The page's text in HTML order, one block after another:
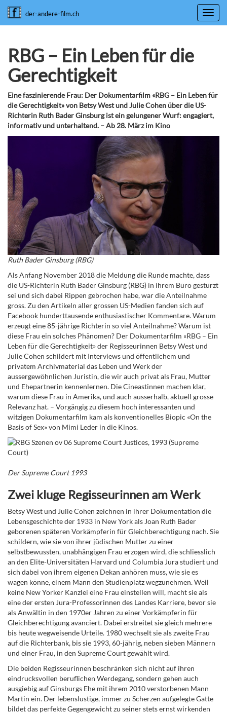
der-andere-film.ch
RBG – Ein Leben für die
Gerechtigkeit
Eine faszinierende Frau: Der Dokumentarfilm «RBG – Ein Leben für
die Gerechtigkeit» von Betsy West und Julie Cohen über die US-
Richterin Ruth Bader Ginsburg ist ein gelungener Wurf: engagiert,
informativ und unterhaltend. – Ab 28. März im Kino
Ruth Bader Ginsburg (RBG)
Als Anfang November 2018 die Meldung die Runde machte, dass
die US-Richterin Ruth Bader Ginsburg (RBG) in ihrem Büro gestürzt
sei und sich dabei Rippen gebrochen habe, war die Anteilnahme
gross. Zu den Artikeln aller grossen US-Medien fanden sich auf
Facebook hunderttausende enthusiastischer Kommentare. Warum
erzeugt eine 85-jährige Richterin so viel Anteilnahme? Warum ist
diese Frau ein solches Phänomen? Der Dokumentarfilm «RBG – Ein
Leben für die Gerechtigkeit» der Regisseurinnen Betsy Westund
Julie Cohen schildert mit Interviews und öffentlichem und
privatem Archivmaterial das Leben und Werk der
aussergewöhnlichen Juristin, die wir auch privat als Frau, Mutter
und Ehepartnerin kennenlernen. Die Cineastinnen machen klar,
warum diese Frau in Amerika, und auch ausserhalb, aktuell grosse
Relevanz hat. – Vorgängig zu diesem hoch interessanten und
witzigen Dokumentarfilm kam als konventionelles Biopic «On the
Basis of Sex» von Mimi Leder in die Kinos.
Der Supreme Court 1993
Zwei kluge Regisseurinnen am Werk
Betsy West und Julie Cohen zeichnen in ihrer Dokumentation die
Lebensgeschichte der 1933 in New York als Joan Ruth Bader
geborenen späteren Vorkämpferin für Gleichberechtigung nach. Sie
schildern, wie sie von ihrer jüdischen Mutter zu einer
selbstbewussten, unabhängigen Frau erzogen wird, die schliesslich
an den Elite-Universitäten Harvard und Columbia Jura studiert und
sich dabei von ihrem eigenen Dekan anhören muss, wie sie es
wagen könne, einem Mann den Studienplatz wegzunehmen. Weil
keine New Yorker Kanzlei eine Frau einstellen will, macht sie als
eine der ersten Jura-Professorinnen des Landes Karriere, bevor sie
als Anwältin in den 1970er Jahren zu einer Vorkämpferin für
Gleichberechtigung avanciert. Dabei erstreitet sie gleich mehrere
bis heute wegweisende Urteile. 1980 wechselt sie als zweite Frau
auf die Richterbank, bis sie 1993, 60-jährig, neben sieben Männern
und einer Frau, in den Supreme Courtgewählt wird.
Die beiden Regisseurinnen beschränken sich nicht auf ihren
eindrucksvollen beruflichen Werdegang, sondern gehen auch
ausgiebig auf Ginsburgs Ehe mit ihrem 2010 verstorbenen Mann
Martin ein. Der lebenslustige, immer zu Scherzen aufgelegte Gatte
bildet das perfekte Gegengewicht zu seiner stets ernst wirkenden